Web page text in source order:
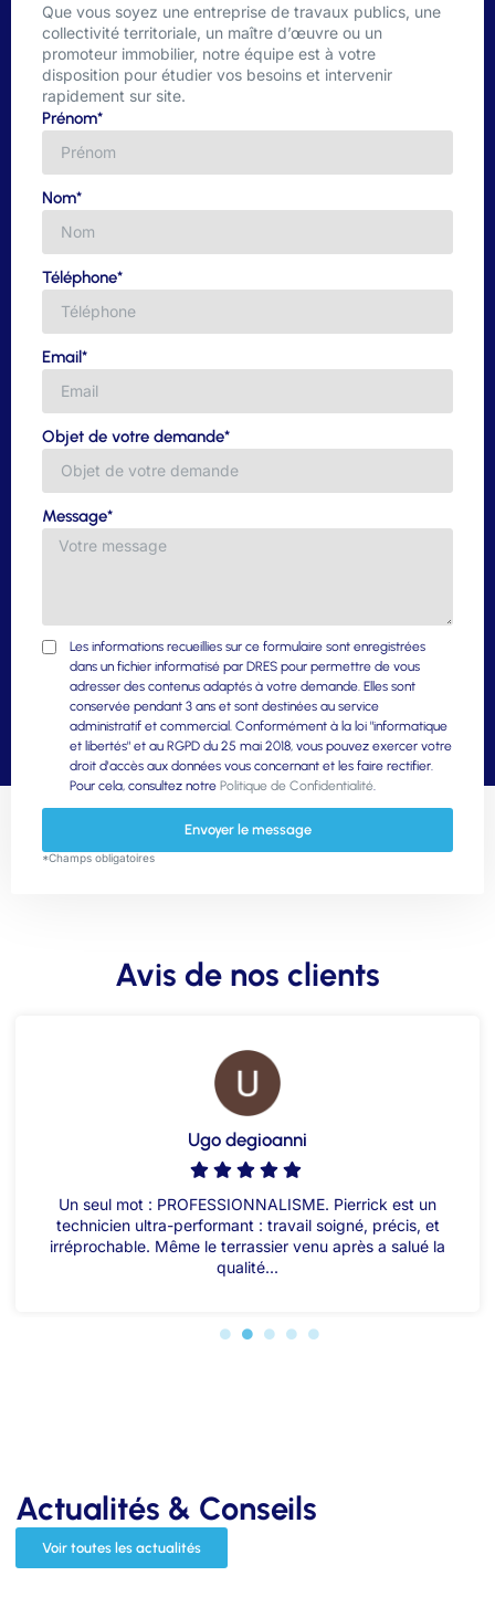
Que vous soyez une entreprise de travaux publics, une
collectivité territoriale, un maître d’œuvre ou un
promoteur immobilier, notre équipe est à votre
disposition pour étudier vos besoins et intervenir
rapidement sur site.
Prénom*
Nom*
Téléphone*
Email*
Objet de votre demande*
Message*
Les informations recueillies sur ce formulaire sont enregistrées
dans un fichier informatisé par DRES pour permettre de vous
adresser des contenus adaptés à votre demande. Elles sont
conservée pendant 3 ans et sont destinées au service
administratif et commercial. Conformément à la loi "informatique
et libertés" et au RGPD du 25 mai 2018, vous pouvez exercer votre
droit d'accès aux données vous concernant et les faire rectifier.
Pour cela, consultez notre Politique de Confidentialité.
Envoyer le message
*Champs obligatoires
Avis de nos clients
Ugo degioanni
Un seul mot : PROFESSIONNALISME. Pierrick est un
technicien ultra-performant : travail soigné, précis, et
irréprochable. Même le terrassier venu après a salué la
qualité...
Actualités & Conseils
Voir toutes les actualités